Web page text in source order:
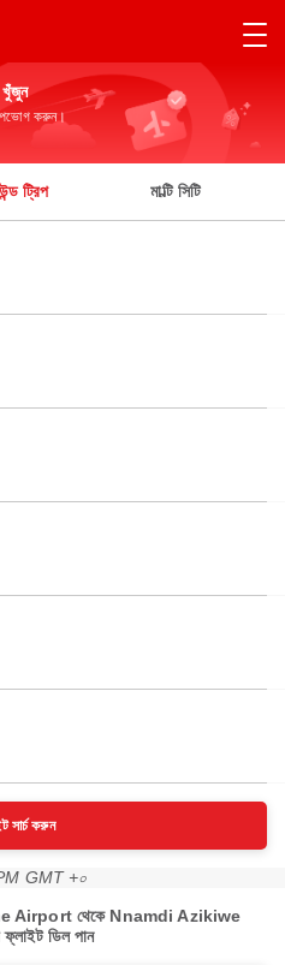
করুন।
ট্রিপ মাল্টি সিটি
সার্চ করুন
GMT +০
Airport থেকে Nnamdi Azikiwe
ডিল পান